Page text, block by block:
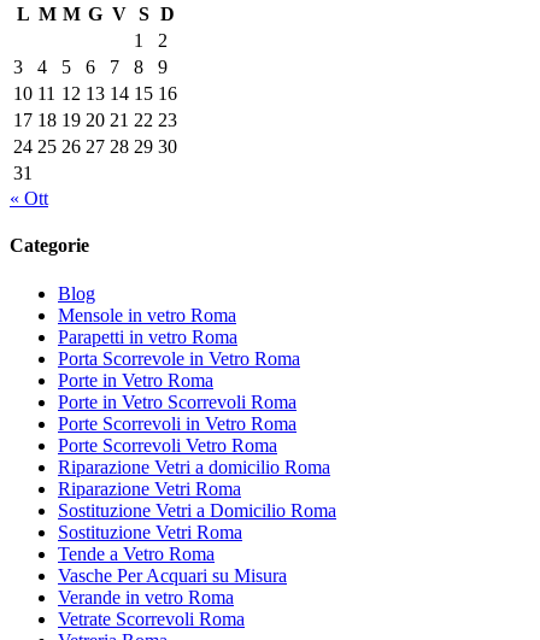
L M M G V S D
1
2
3
4 5 6 7 8
9
10 11 12 13 14 15 16
17 18 19 20 21 22 23
24 25 26 27 28 29 30
31
« Ott
Categorie
Blog
Mensole in vetro Roma
Parapetti in vetro Roma
Porta Scorrevole in Vetro Roma
Porte in Vetro Roma
Porte in Vetro Scorrevoli Roma
Porte Scorrevoli in Vetro Roma
Porte Scorrevoli Vetro Roma
Riparazione Vetri a domicilio Roma
Riparazione Vetri Roma
Sostituzione Vetri a Domicilio Roma
Sostituzione Vetri Roma
Tende a Vetro Roma
Vasche Per Acquari su Misura
Verande in vetro Roma
Vetrate Scorrevoli Roma